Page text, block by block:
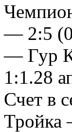
— 2:5
— Гур
1:1.28
Счет в